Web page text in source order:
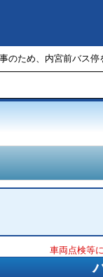
のため、内宮前バス停
車両点検等